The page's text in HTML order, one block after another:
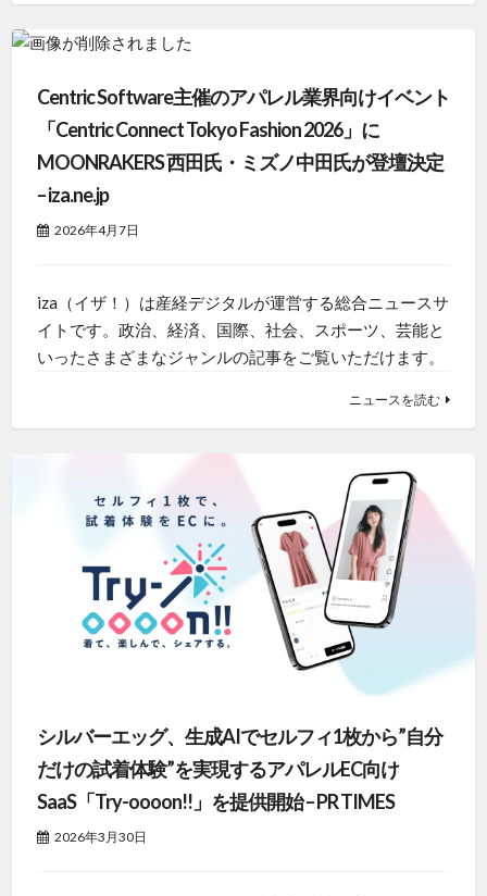
Centric Software主催のアパレル業界向けイベント
「Centric Connect Tokyo Fashion 2026」に
MOONRAKERS 西田氏・ミズノ中田氏が登壇決定
– iza.ne.jp
2026年4月7日
iza（イザ！）は産経デジタルが運営する総合ニュースサ
イトです。政治、経済、国際、社会、スポーツ、芸能と
いったさまざまなジャンルの記事をご覧いただけます。
ニュースを読む
シルバーエッグ、生成AIでセルフィ1枚から”自分
だけの試着体験”を実現するアパレルEC向け
SaaS「Try-oooon!!」を提供開始 – PR TIMES
2026年3月30日